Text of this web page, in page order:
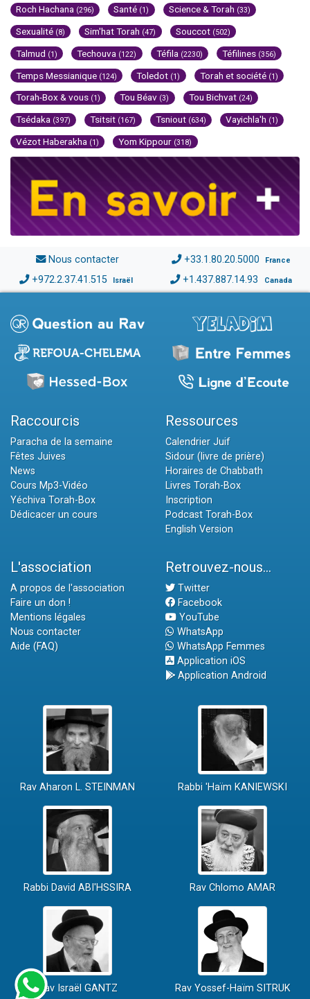
Roch Hachana (296) Santé (1) Science & Torah (33)
Sexualité (8) Sim'hat Torah (47) Souccot (502)
Talmud (1) Techouva (122) Téfila (2230) Téfilines (356)
Temps Messianique (124) Toledot (1) Torah et société (1)
Torah-Box & vous (1) Tou Béav (3) Tou Bichvat (24)
Tsédaka (397) Tsitsit (167) Tsniout (634) Vayichla'h (1)
Vézot Haberakha (1) Yom Kippour (318)
Nous contacter +33.1.80.20.5000 France
+972.2.37.41.515 Israël +1.437.887.14.93 Canada
Raccourcis
Paracha de la semaine
Fêtes Juives
News
Cours Mp3-Vidéo
Yéchiva Torah-Box
Dédicacer un cours
Ressources
Calendrier Juif
Sidour (livre de prière)
Horaires de Chabbath
Livres Torah-Box
Inscription
Podcast Torah-Box
English Version
L'association
A propos de l'association
Faire un don !
Mentions légales
Nous contacter
Aide (FAQ)
Retrouvez-nous...
Twitter
Facebook
YouTube
WhatsApp
WhatsApp Femmes
Application iOS
Application Android
Rav Aharon L. STEINMAN Rabbi 'Haïm KANIEWSKI
Rabbi David ABI'HSSIRA Rav Chlomo AMAR
Rav Israël GANTZ Rav Yossef-Haïm SITRUK